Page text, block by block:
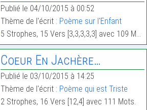
Publié le 04/10/2015 à 00:52
Thème de l'écrit : Poème sur l'Enfant
5 Strophes, 15 Vers [3,3,3,3,3] avec 109 Mots.
Coeur En Jachère…
Publié le 03/10/2015 à 14:25
Thème de l'écrit : Poème qui est Triste
2 Strophes, 16 Vers [12,4] avec 111 Mots.